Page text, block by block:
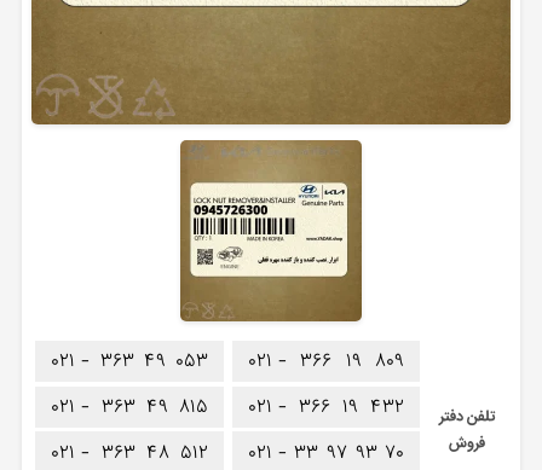
تلفن دفتر
فروش
۰۲۱ - ۳۶۶ ۱۹ ۸۰۹
۰۲۱ - ۳۶۶ ۱۹ ۴۳۲
۰۲۱ - ۳۳ ۹۷ ۹۳ ۷۰
۰۲۱ - ۳۶۳ ۴۹ ۰۵۳
۰۲۱ - ۳۶۳ ۴۹ ۸۱۵
۰۲۱ - ۳۶۳ ۴۸ ۵۱۲